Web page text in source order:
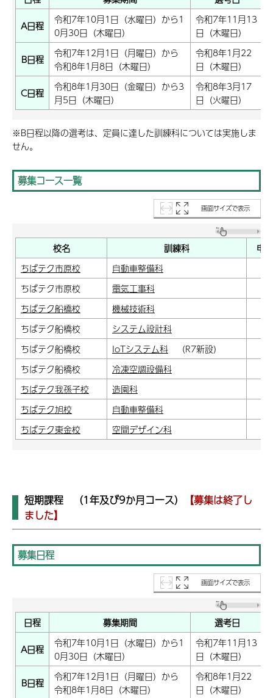
A日程
令和7年10月1日（水曜日）から1
0月30日（木曜日）
令和7年11月13
日（木曜日）
B日程
令和7年12月1日（月曜日）から
令和8年1月8日（木曜日）
令和8年1月22
日（木曜日）
C日程
令和8年1月30日（金曜日）から3
月5日（木曜日）
令和8年3月17
日（火曜日）
※B日程以降の選考は、定員に達した訓練科については実施しま
せん。
募集コース一覧
画面サイズで表示
校名 訓練科
申
ちばテク市原校
自動車整備科
ちばテク市原校
電気工事科
ちばテク船橋校
機械技術科
ちばテク船橋校
システム設計科
ちばテク船橋校
IoTシステム科 （R7新設）
ちばテク船橋校
冷凍空調設備科
ちばテク我孫子校
造園科
ちばテク旭校
自動車整備科
ちばテク東金校
空間デザイン科
短期課程 （1年及び9か月コース）
【募集は終了し
ました】
募集日程
画面サイズで表示
日程 募集期間
選考日
A日程
令和7年10月1日（水曜日）から1
0月30日（木曜日）
令和7年11月13
日（木曜日）
B日程
令和7年12月1日（月曜日）から
令和8年1月8日（木曜日）
令和8年1月22
日（木曜日）